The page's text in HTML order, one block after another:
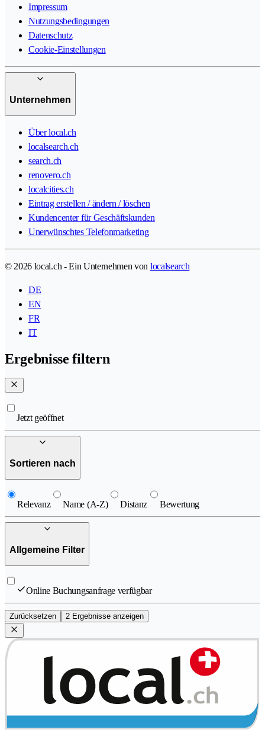
Impressum
Nutzungsbedingungen
Datenschutz
Cookie-Einstellungen
Unternehmen
Über local.ch
localsearch.ch
search.ch
renovero.ch
localcities.ch
Eintrag erstellen / ändern / löschen
Kundencenter für Geschäftskunden
Unerwünschtes Telefonmarketing
© 2026 local.ch - Ein Unternehmen von localsearch
DE
EN
FR
IT
Ergebnisse filtern
Jetzt geöffnet
Sortieren nach
Relevanz Name (A-Z) Distanz Bewertung
Allgemeine Filter
Online Buchungsanfrage verfügbar
Zurücksetzen 2 Ergebnisse anzeigen